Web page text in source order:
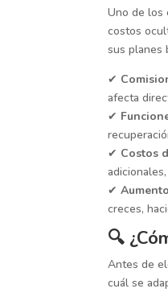
Uno de los
costos
sus planes
✔
afecta
✔
✔ Costos
✔
creces,
🔍
Antes de
cuál se